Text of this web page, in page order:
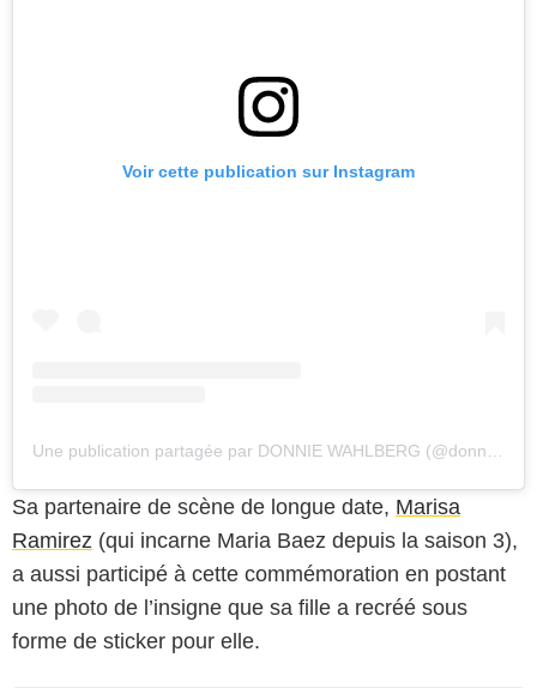
Voir cette publication sur Instagram
Une publication partagée par DONNIE WAHLBERG (@donniewahlberg)
Sa partenaire de scène de longue date, Marisa
Ramirez (qui incarne Maria Baez depuis la saison 3),
a aussi participé à cette commémoration en postant
une photo de l’insigne que sa fille a recréé sous
forme de sticker pour elle.